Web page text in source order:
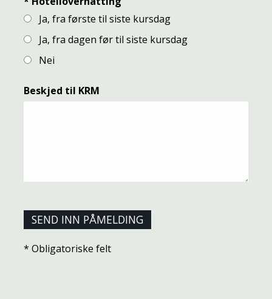
Ja, fra første til siste kursdag
Ja, fra dagen før til siste kursdag
Nei
Beskjed til KRM
* Obligatoriske felt